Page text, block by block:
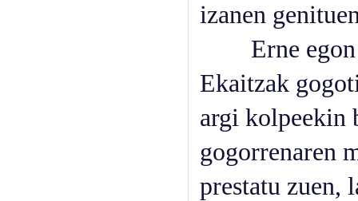
izanen
Erne egon
Ekaitzak
argi kolpeekin
gogorrenaren
prestatu zuen,